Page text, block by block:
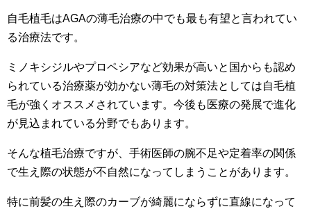
自毛植毛はAGAの薄毛治療の中でも最も有望と言われてい
る治療法です。
ミノキシジルやプロペシアなど効果が高いと国からも認め
られている治療薬が効かない薄毛の対策法としては自毛植
毛が強くオススメされています。今後も医療の発展で進化
が見込まれている分野でもあります。
そんな植毛治療ですが、手術医師の腕不足や定着率の関係
で生え際の状態が不自然になってしまうことがあります。
特に前髪の生え際のカーブが綺麗にならずに直線になって